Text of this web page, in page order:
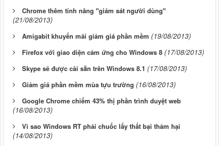
Chrome thêm tính năng "giám sát người dùng"
(21/08/2013)
Amigabit khuyến mãi giảm giá phần mềm (19/08/2013)
Firefox với giao diện cảm ứng cho Windows 8 (17/08/2013)
Skype sẽ được cài sẵn trên Windows 8.1 (17/08/2013)
Giảm giá phần mềm mùa tựu trường (16/08/2013)
Google Chrome chiếm 43% thị phần trình duyệt web
(16/08/2013)
Vì sao Windows RT phải chuốc lấy thất bại thảm hại
(14/08/2013)